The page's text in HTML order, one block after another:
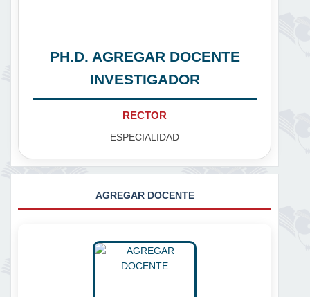
PH.D. AGREGAR DOCENTE
INVESTIGADOR
RECTOR
ESPECIALIDAD
AGREGAR DOCENTE